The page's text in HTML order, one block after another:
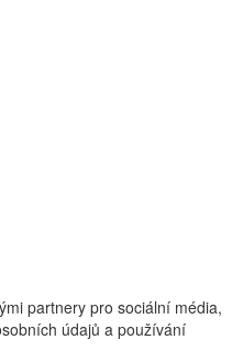
partnery pro sociální média,
údajů a používání